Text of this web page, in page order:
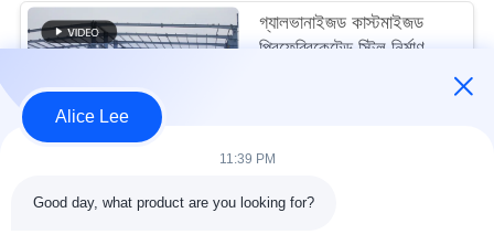
গ্যালভানাইজড কাস্টমাইজড
প্রিফেব্রিকেটেড স্টিল নির্মাণ
Alice Lee
11:39 PM
Good day, what product are you looking for?